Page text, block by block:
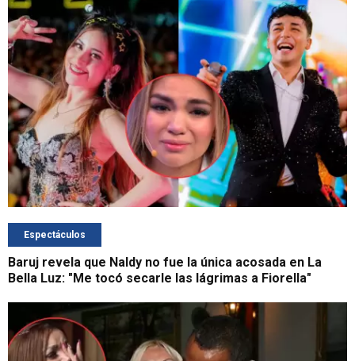
Espectáculos
Baruj revela que Naldy no fue la única acosada en La
Bella Luz: "Me tocó secarle las lágrimas a Fiorella"